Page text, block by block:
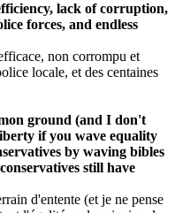
lack of corruption,
forces, and endless
non corrompu et
locale, et des centaines
ground (and I don't
if you wave equality
by waving bibles
still have
d'entente (et je ne pense